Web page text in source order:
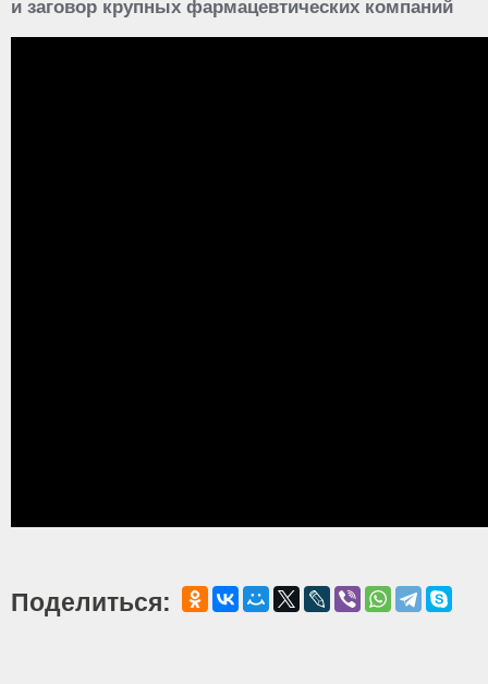
и заговор крупных фармацевтических компаний
Поделиться: